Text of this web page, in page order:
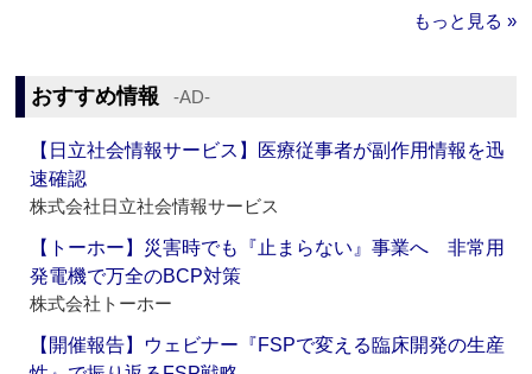
もっと見る »
おすすめ情報 ‐AD‐
【日立社会情報サービス】医療従事者が副作用情報を迅
速確認
株式会社日立社会情報サービス
【トーホー】災害時でも『止まらない』事業へ 非常用
発電機で万全のBCP対策
株式会社トーホー
【開催報告】ウェビナー『FSPで変える臨床開発の生産